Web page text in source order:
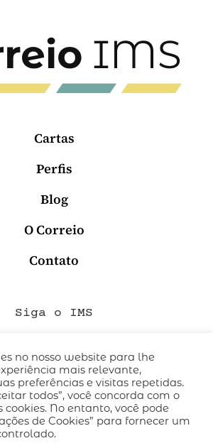
Cartas
Perfis
Blog
O Correio
Contato
Siga o IMS
no nosso website para lhe
mais relevante,
preferências e visitas repetidas.
todos”, você concorda com o
cookies. No entanto, você pode
de Cookies” para fornecer um